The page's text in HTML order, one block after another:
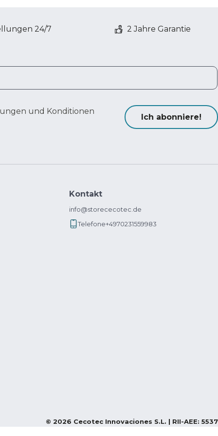
24/7 2 Jahre Garantie
und Konditionen
Ich abonniere!
Kontakt
info@storececotec.de
Telefone+4970231559983
© 2026 Cecotec Innovaciones S.L. | RII-AEE: 5537